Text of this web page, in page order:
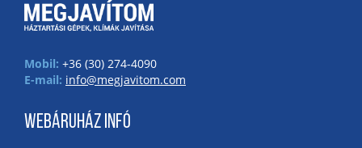
Mobil: +36 (30) 274-4090
E-mail: info@megjavitom.com
WEBÁRUHÁZ INFÓ